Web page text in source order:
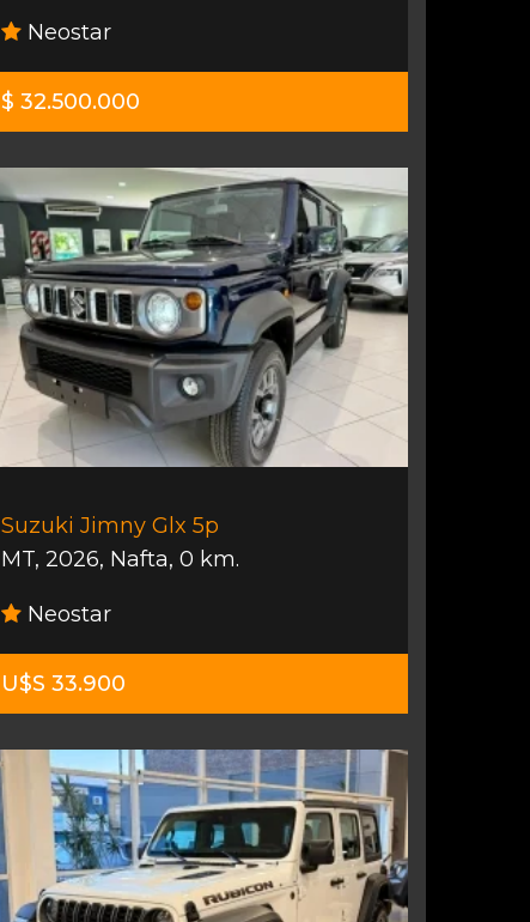
Neostar
$ 32.500.000
Suzuki Jimny Glx 5p
MT, 2026, Nafta, 0 km.
Neostar
U$S 33.900